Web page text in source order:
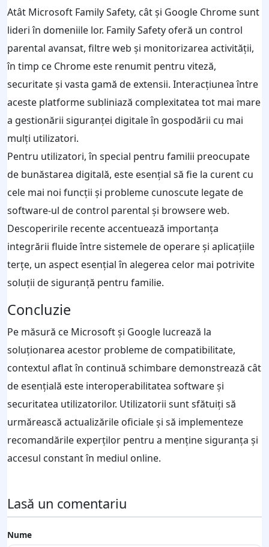
Atât Microsoft Family Safety, cât și Google Chrome sunt
lideri în domeniile lor. Family Safety oferă un control
parental avansat, filtre web și monitorizarea activității,
în timp ce Chrome este renumit pentru viteză,
securitate și vasta gamă de extensii. Interacțiunea între
aceste platforme subliniază complexitatea tot mai mare
a gestionării siguranței digitale în gospodării cu mai
mulți utilizatori.
Pentru utilizatori, în special pentru familii preocupate
de bunăstarea digitală, este esențial să fie la curent cu
cele mai noi funcții și probleme cunoscute legate de
software-ul de control parental și browsere web.
Descoperirile recente accentuează importanța
integrării fluide între sistemele de operare și aplicațiile
terțe, un aspect esențial în alegerea celor mai potrivite
soluții de siguranță pentru familie.
Concluzie
Pe măsură ce Microsoft și Google lucrează la
soluționarea acestor probleme de compatibilitate,
contextul aflat în continuă schimbare demonstrează cât
de esențială este interoperabilitatea software și
securitatea utilizatorilor. Utilizatorii sunt sfătuiți să
urmărească actualizările oficiale și să implementeze
recomandările experților pentru a menține siguranța și
accesul constant în mediul online.
Lasă un comentariu
Nume